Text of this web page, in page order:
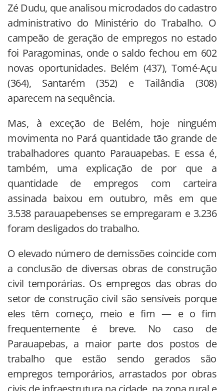
Zé Dudu, que analisou microdados do cadastro
administrativo do Ministério do Trabalho. O
campeão de geração de empregos no estado
foi Paragominas, onde o saldo fechou em 602
novas oportunidades. Belém (437), Tomé-Açu
(364), Santarém (352) e Tailândia (308)
aparecem na sequência.
Mas, à exceção de Belém, hoje ninguém
movimenta no Pará quantidade tão grande de
trabalhadores quanto Parauapebas. E essa é,
também, uma explicação de por que a
quantidade de empregos com carteira
assinada baixou em outubro, mês em que
3.538 parauapebenses se empregaram e 3.236
foram desligados do trabalho.
O elevado número de demissões coincide com
a conclusão de diversas obras de construção
civil temporárias. Os empregos das obras do
setor de construção civil são sensíveis porque
eles têm começo, meio e fim — e o fim
frequentemente é breve. No caso de
Parauapebas, a maior parte dos postos de
trabalho que estão sendo gerados são
empregos temporários, arrastados por obras